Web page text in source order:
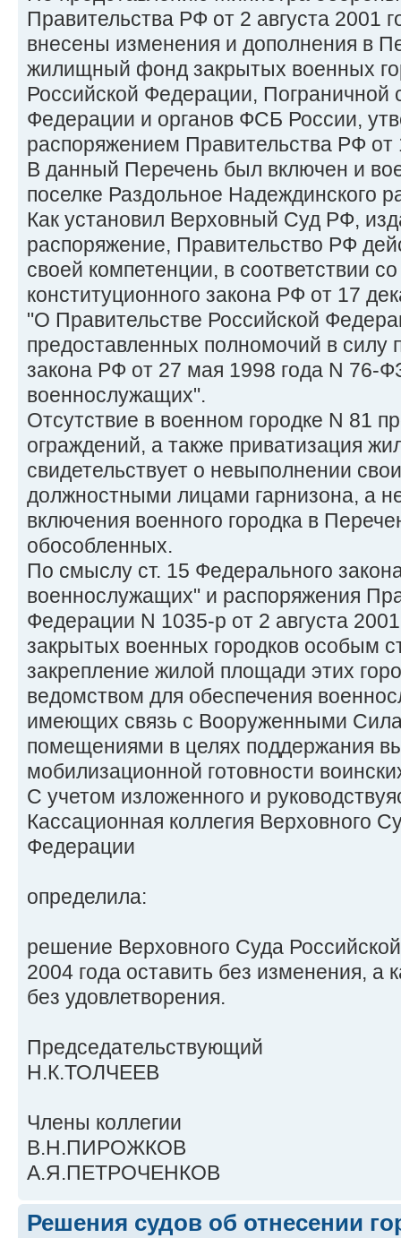
Правительства РФ от 2 августа 2001
внесены изменения и дополнения в
жилищный фонд закрытых военных
Российской Федерации, Пограничной
Федерации и органов ФСБ России,
распоряжением Правительства РФ
В данный Перечень был включен и
поселке Раздольное Надеждинского
Как установил Верховный Суд РФ,
распоряжение, Правительство РФ
своей компетенции, в соответствии
конституционного закона РФ от 17
"О Правительстве Российской
предоставленных полномочий в силу
закона РФ от 27 мая 1998 года N 76-
военнослужащих".
Отсутствие в военном городке N 81
ограждений, а также приватизация
свидетельствует о невыполнении
должностными лицами гарнизона, а
включения военного городка в
обособленных.
По смыслу ст. 15 Федерального
военнослужащих" и распоряжения
Федерации N 1035-р от 2 августа
закрытых военных городков особым
закрепление жилой площади этих
ведомством для обеспечения
имеющих связь с Вооруженными
помещениями в целях поддержания
мобилизационной готовности
С учетом изложенного и
Кассационная коллегия Верховного
Федерации
определила:
решение Верховного Суда
2004 года оставить без изменения, а
без удовлетворения.
Председательствующий
Н.К.ТОЛЧЕЕВ
Члены коллегии
В.Н.ПИРОЖКОВ
А.Я.ПЕТРОЧЕНКОВ
Решения судов об отнесении